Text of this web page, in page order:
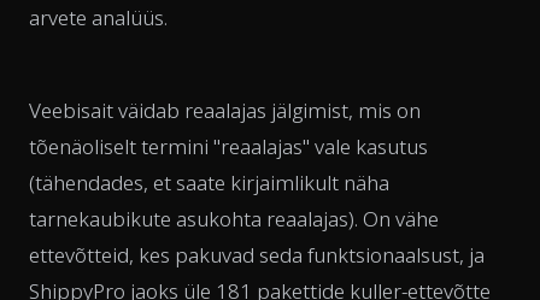
arvete analüüs.
Veebisait väidab reaalajas jälgimist, mis on
tõenäoliselt termini "reaalajas" vale kasutus
(tähendades, et saate kirjaimlikult näha
tarnekaubikute asukohta reaalajas). On vähe
ettevõtteid, kes pakuvad seda funktsionaalsust, ja
ShippyPro jaoks üle 181 pakettide kuller-ettevõtte